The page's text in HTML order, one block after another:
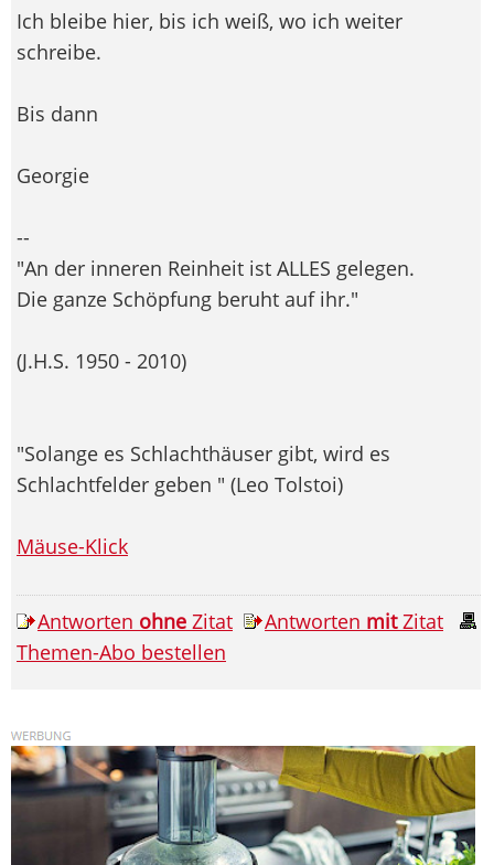
Ich bleibe hier, bis ich weiß, wo ich weiter
schreibe.
Bis dann
Georgie
--
"An der inneren Reinheit ist ALLES gelegen.
Die ganze Schöpfung beruht auf ihr."
(J.H.S. 1950 - 2010)
"Solange es Schlachthäuser gibt, wird es
Schlachtfelder geben " (Leo Tolstoi)
Mäuse-Klick
Antworten ohne Zitat Antworten mitZitat
Themen-Abo bestellen